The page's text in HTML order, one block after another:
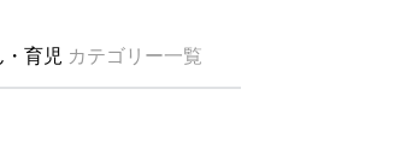
育児 カテゴリー一覧